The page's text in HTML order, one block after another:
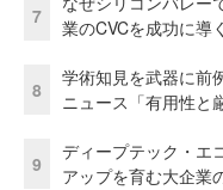
7
業のCVCを成功に導
8
学術知見を武器に前
ニュース「有用性と
9
ディープテック・エ
アップを育む大企業